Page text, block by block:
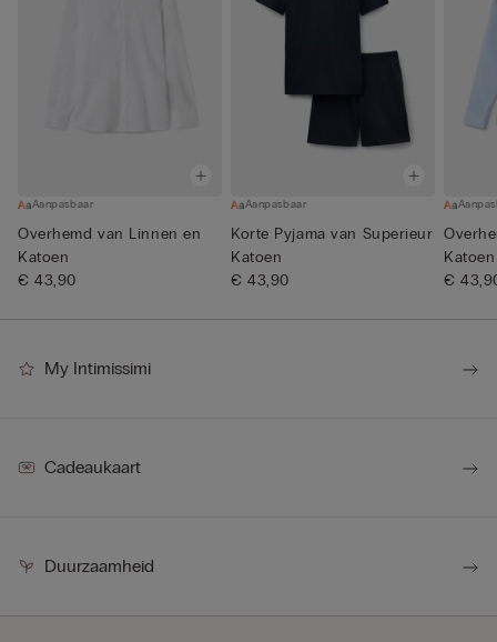
Aanpasbaar
Overhemd van Linnen en
Katoen
€ 43,90
Aanpasbaar
Korte Pyjama van Superieur
Katoen
€ 43,90
Katoen
€
My Intimissimi
Cadeaukaart
Duurzaamheid